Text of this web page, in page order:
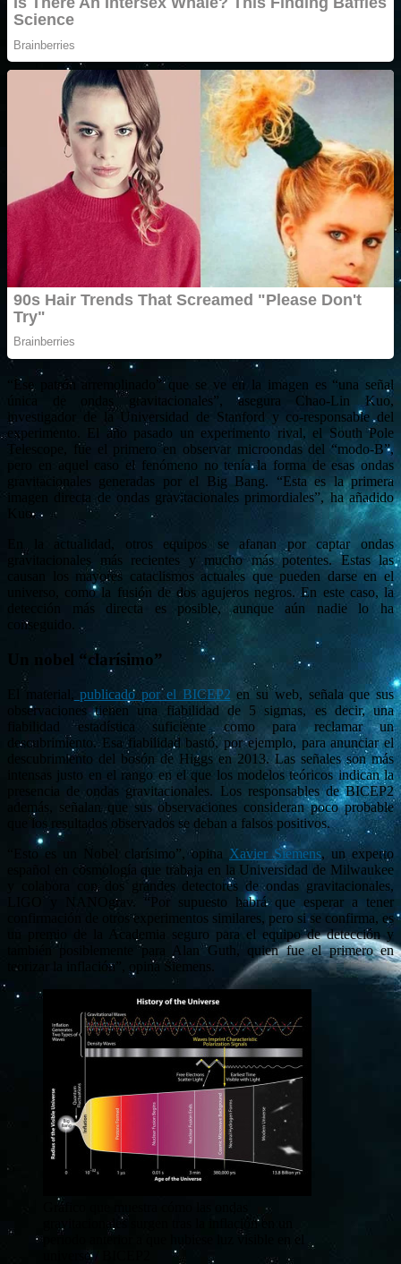
“Ese patrón arremolinado” que se ve en la imagen es “una señal
única de ondas gravitacionales”, asegura Chao-Lin Kuo,
investigador de la Universidad de Stanford y co-responsable del
experimento. El año pasado un experimento rival, el South Pole
Telescope, fue el primero en observar microondas del “modo-B”,
pero en aquel caso el fenómeno no tenía la forma de esas ondas
gravitacionales generadas por el Big Bang. “Esta es la primera
imagen directa de ondas gravitacionales primordiales”, ha añadido
Kuo.
En la actualidad, otros equipos se afanan por captar ondas
gravitacionales más recientes y mucho más potentes. Estas las
causan los mayores cataclismos actuales que pueden darse en el
universo, como la fusión de dos agujeros negros. En este caso, la
detección más directa es posible, aunque aún nadie lo ha
conseguido.
Un nobel “clarísimo”
El material, publicado por el BICEP2 en su web, señala que sus
observaciones tienen una fiabilidad de 5 sigmas, es decir, una
fiabilidad estadística suficiente como para reclamar un
descubrimiento. Esa fiabilidad bastó, por ejemplo, para anunciar el
descubrimiento del bosón de Higgs en 2013. Las señales son más
intensas justo en el rango en el que los modelos teóricos indican la
presencia de ondas gravitacionales. Los responsables de BICEP2
además, señalan que sus observaciones consideran poco probable
que los resultados observados se deban a falsos positivos.
“Esto es un Nobel clarísimo”, opina Xavier Siemens, un experto
español en cosmología que trabaja en la Universidad de Milwaukee
y colabora con dos grandes detectores de ondas gravitacionales,
LIGO y NANOgrav. “Por supuesto habrá que esperar a tener
confirmación de otros experimentos similares, pero si se confirma, es
un premio de la Academia seguro para el equipo de detección y
también posiblemente para Alan Guth, quien fue el primero en
teorizar la inflación”, opina Siemens.
Gráfico que muestra cómo las ondas
gravitacionales surgen tras la inflación en un
periodo anterior a que hubiese luz visible en el
universo / BICEP2